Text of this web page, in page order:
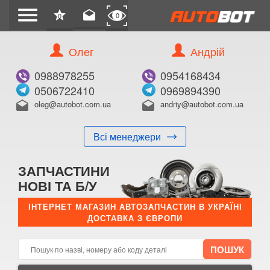
menu star
0 drafts 0
Олег
0988978255
0506722410
drafts oleg@autobot.com.ua
Всі менеджери
Андрій
0954168434
0969894390
drafts andriy@autobot.com.ua
ЗАПЧАСТИНИ
НОВІ ТА Б/У
ІНТЕРНЕТ МАГАЗИН АВТОЗАПЧАСТИН В УКРАЇНІ
ДОСТАВКА З ЄВРОПИ
КУПИТИ
Оригінальний номер:
Примітка:
E-mail:
Телефон: